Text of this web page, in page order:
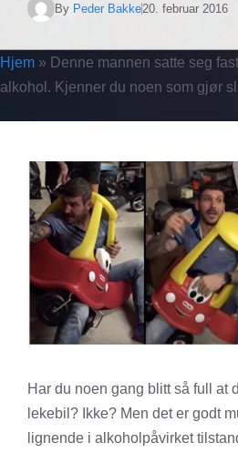
By Peder Bakke20. februar 2016
Hjem » Denne mannen satte seg
alkohol. Kjenner du noen som gjør
Har du noen gang blitt så full at
lekebil? Ikke? Men det er godt
lignende i alkoholpåvirket